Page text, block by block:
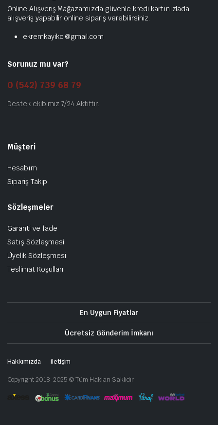
Online Alışveriş Mağazamızda güvenle kredi kartınızlada
alışveriş yapabilir online sipariş verebilirsiniz.
ekremkayikci@gmail.com
Sorunuz mu var?
0 (542) 739 68 79
Destek ekibimiz 7/24 Aktiftir.
Müşteri
Hesabım
Sipariş Takip
Sözleşmeler
Garanti ve İade
Satış Sözleşmesi
Üyelik Sözleşmesi
Teslimat Koşulları
En Uygun Fiyatlar
Ücretsiz Gönderim İmkanı
Hakkımızda iletişim
Copyright 2018-2025 © Tüm Hakları Saklıdır